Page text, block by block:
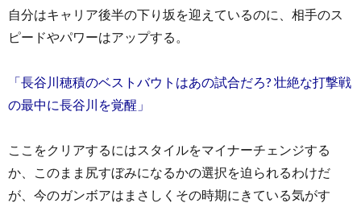
自分はキャリア後半の下り坂を迎えているのに、相手のス
ピードやパワーはアップする。
「長谷川穂積のベストバウトはあの試合だろ? 壮絶な打撃戦
の最中に長谷川を覚醒」
ここをクリアするにはスタイルをマイナーチェンジする
か、このまま尻すぼみになるかの選択を迫られるわけだ
が、今のガンボアはまさしくその時期にきている気がす